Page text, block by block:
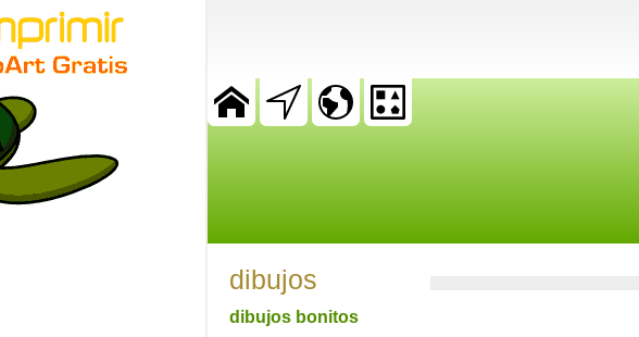
dibujos
dibujos bonitos